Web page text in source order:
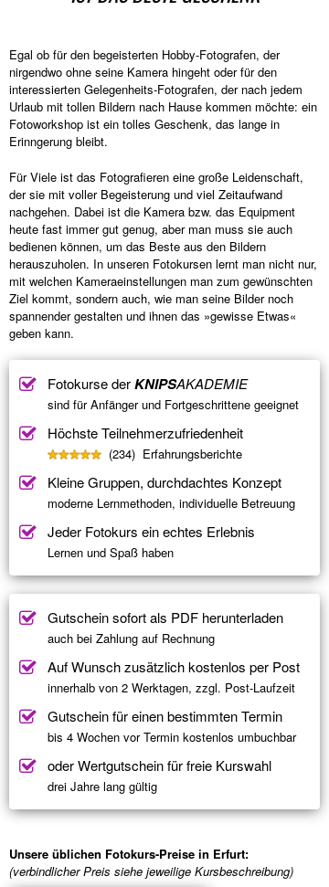
Egal ob für den begeisterten Hobby-Fotografen, der
nirgendwo ohne seine Kamera hingeht oder für den
interessierten Gelegenheits-Fotografen, der nach jedem
Urlaub mit tollen Bildern nach Hause kommen möchte: ein
Fotoworkshop ist ein tolles Geschenk, das lange in
Erinngerung bleibt.
Für Viele ist das Fotografieren eine große Leidenschaft,
der sie mit voller Begeisterung und viel Zeitaufwand
nachgehen. Dabei ist die Kamera bzw. das Equipment
heute fast immer gut genug, aber man muss sie auch
bedienen können, um das Beste aus den Bildern
herauszuholen. In unseren Fotokursen lernt man nicht nur,
mit welchen Kameraeinstellungen man zum gewünschten
Ziel kommt, sondern auch, wie man seine Bilder noch
spannender gestalten und ihnen das »gewisse Etwas«
geben kann.
Fotokurse derKNIPSAKADEMIE
sind für Anfänger und Fortgeschrittene geeignet
Höchste Teilnehmerzufriedenheit
(234) Erfahrungsberichte
Kleine Gruppen, durchdachtes Konzept
moderne Lernmethoden, individuelle Betreuung
Jeder Fotokurs ein echtes Erlebnis
Lernen und Spaß haben
Gutschein sofort als PDF herunterladen
auch bei Zahlung auf Rechnung
Auf Wunsch zusätzlich kostenlos per Post
innerhalb von 2 Werktagen, zzgl. Post-Laufzeit
Gutschein für einen bestimmten Termin
bis 4 Wochen vor Termin kostenlos umbuchbar
oder Wertgutschein für freie Kurswahl
drei Jahre lang gültig
Unsere üblichen Fotokurs-Preise in Erfurt:
(verbindlicher Preis siehe jeweilige Kursbeschreibung)